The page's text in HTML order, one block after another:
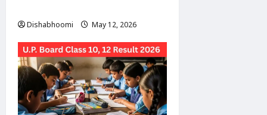
Dishabhoomi May 12, 2026